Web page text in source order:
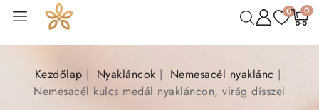
0 0
Kezdőlap Nyakláncok
Nemesacél nyaklánc
Nemesacél kulcs medál nyakláncon, virág dísszel